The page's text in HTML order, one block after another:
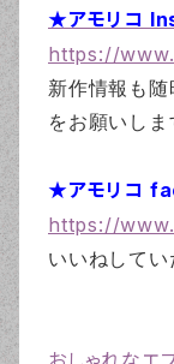
★アモリコ
https://
新作情報も
をお願いしま
★アモリコ
https://
いいねして